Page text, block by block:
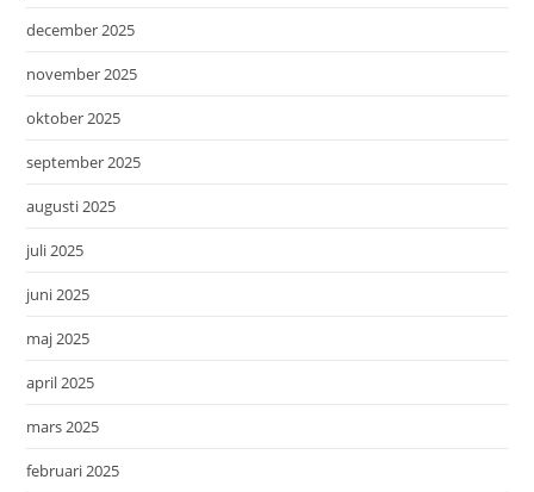
december 2025
november 2025
oktober 2025
september 2025
augusti 2025
juli 2025
juni 2025
maj 2025
april 2025
mars 2025
februari 2025